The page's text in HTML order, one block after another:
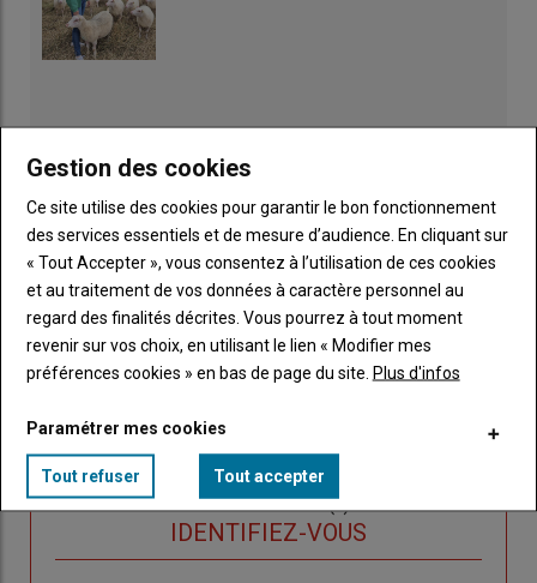
Sous-
Vous êtes abonné(e)
IDENTIFIEZ-VOUS
Gestion des cookies
Ce site utilise des cookies pour garantir le bon fonctionnement
des services essentiels et de mesure d’audience. En cliquant sur
« Tout Accepter », vous consentez à l’utilisation de ces cookies
et au traitement de vos données à caractère personnel au
regard des finalités décrites. Vous pourrez à tout moment
revenir sur vos choix, en utilisant le lien « Modifier mes
préférences cookies » en bas de page du site. Plus d'infos
Paramétrer mes cookies
Tout refuser Tout accepter